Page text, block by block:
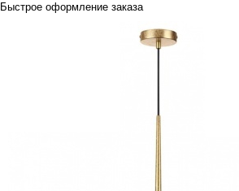
Быстрое оформление заказа